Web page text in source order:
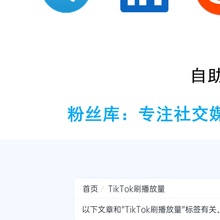
首页
TikTok刷播放量
以下文章和"TikTok刷播放量"标签有关